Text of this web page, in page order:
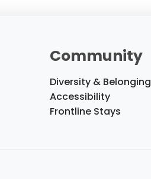
Community
Diversity & Belonging
Accessibility
Frontline Stays